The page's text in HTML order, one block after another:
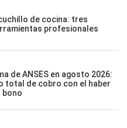
de cocina: tres
profesionales
de ANSES en agosto 2026:
total de cobro con el haber
bono